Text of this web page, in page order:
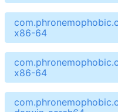
x86-64
x86-64